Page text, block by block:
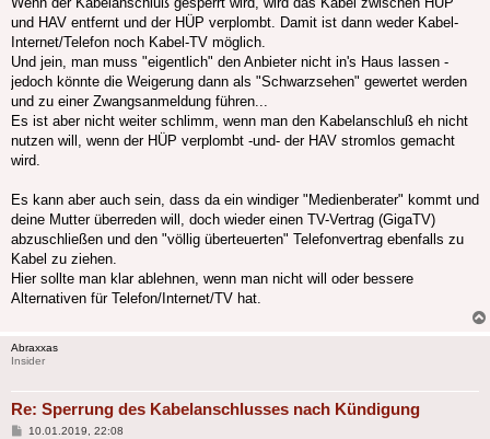
und HAV entfernt und der HÜP verplombt. Damit ist dann weder Kabel-
Internet/Telefon noch Kabel-TV möglich.
Und jein, man muss "eigentlich" den Anbieter nicht in's Haus lassen -
jedoch könnte die Weigerung dann als "Schwarzsehen" gewertet werden
und zu einer Zwangsanmeldung führen...
Es ist aber nicht weiter schlimm, wenn man den Kabelanschluß eh nicht
nutzen will, wenn der HÜP verplombt -und- der HAV stromlos gemacht
wird.
Es kann aber auch sein, dass da ein windiger "Medienberater" kommt und
deine Mutter überreden will, doch wieder einen TV-Vertrag (GigaTV)
abzuschließen und den "völlig überteuerten" Telefonvertrag ebenfalls zu
Kabel zu ziehen.
Hier sollte man klar ablehnen, wenn man nicht will oder bessere
Alternativen für Telefon/Internet/TV hat.
Abraxxas
Insider
Re: Sperrung des Kabelanschlusses nach Kündigung
Beitrag
10.01.2019, 22:08